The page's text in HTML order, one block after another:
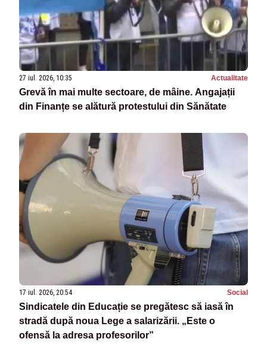
27 iul. 2026, 10:35 Actualitate
Grevă în mai multe sectoare, de mâine. Angajații
din Finanțe se alătură protestului din Sănătate
17 iul. 2026, 20:54 Social
Sindicatele din Educație se pregătesc să iasă în
stradă după noua Lege a salarizării. „Este o
ofensă la adresa profesorilor”